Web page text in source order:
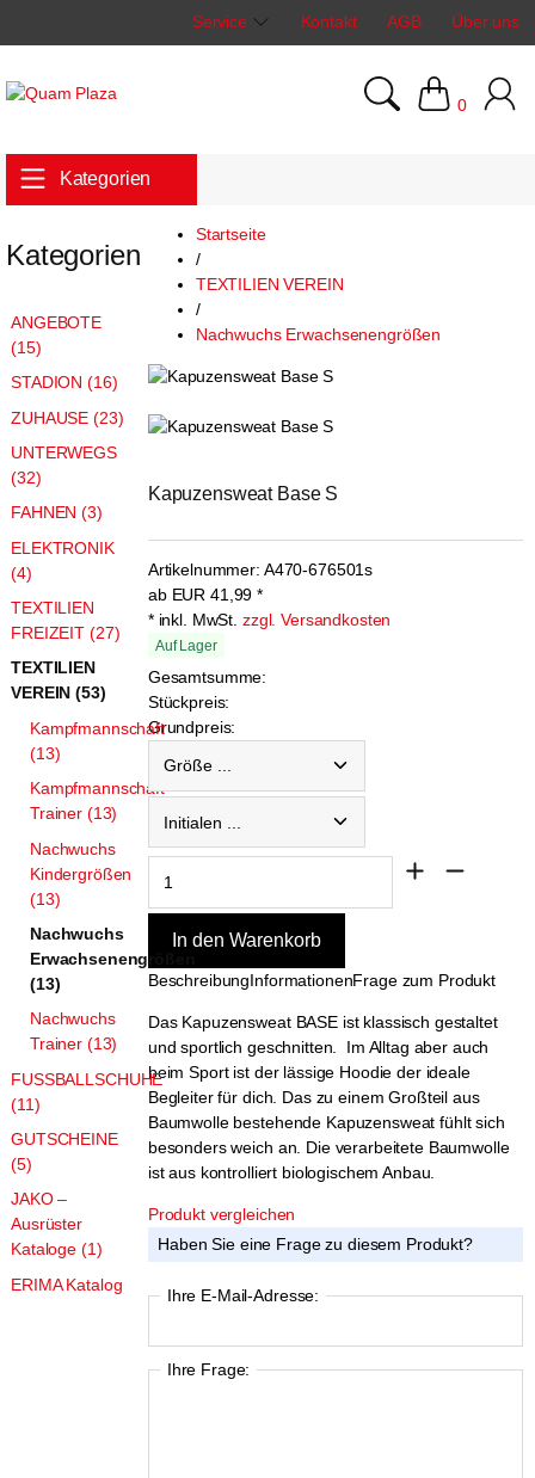
Service Kontakt AGB Über uns
0
Kategorien
Startseite
/
TEXTILIEN VEREIN
/
Nachwuchs Erwachsenengrößen
Kapuzensweat Base S
Artikelnummer: A470-676501s
ab EUR 41,99 *
* inkl. MwSt. zzgl. Versandkosten
Auf Lager
Gesamtsumme:
Stückpreis:
Grundpreis:
BeschreibungInformationenFrage zum Produkt
Das Kapuzensweat BASE ist klassisch gestaltet
und sportlich geschnitten. Im Alltag aber auch
beim Sport ist der lässige Hoodie der ideale
Begleiter für dich. Das zu einem Großteil aus
Baumwolle bestehende Kapuzensweat fühlt sich
besonders weich an. Die verarbeitete Baumwolle
ist aus kontrolliert biologischem Anbau.
Produkt vergleichen
Haben Sie eine Frage zu diesem Produkt?
Ihre E-Mail-Adresse:
Ihre Frage:
Kategorien
ANGEBOTE
(15)
STADION (16)
ZUHAUSE (23)
UNTERWEGS
(32)
FAHNEN (3)
ELEKTRONIK
(4)
TEXTILIEN
FREIZEIT (27)
TEXTILIEN
VEREIN (53)
Kampfmannschaft
(13)
Kampfmannschaft
Trainer (13)
Nachwuchs
Kindergrößen
(13)
Nachwuchs
Erwachsenengrößen
(13)
Nachwuchs
Trainer (13)
FUSSBALLSCHUHE
(11)
GUTSCHEINE
(5)
JAKO –
Ausrüster
Kataloge (1)
ERIMA Katalog